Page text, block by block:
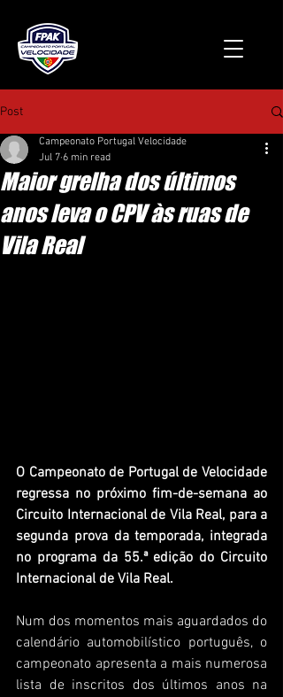
Post
Maior grelha dos últimos
anos leva o CPV às ruas de
Vila Real
Campeonato Portugal Velocidade
Jul 7 6 min read
O Campeonato de Portugal de Velocidade
regressa no próximo fim-de-semana ao
Circuito Internacional de Vila Real, para a
segunda prova da temporada, integrada
no programa da 55.ª edição do Circuito
Internacional de Vila Real.
Num dos momentos mais aguardados do
calendário automobilístico português, o
campeonato apresenta a mais numerosa
lista de inscritos dos últimos anos na